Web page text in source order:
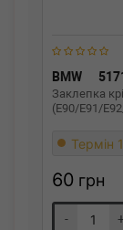
BMW
Заклепка
(E90/E91/
Термін
60 грн
- +